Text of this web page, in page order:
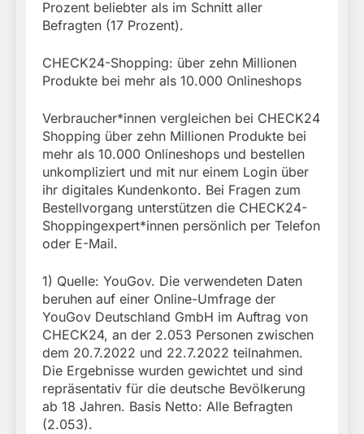
Prozent beliebter als im Schnitt aller
Befragten (17 Prozent).
CHECK24-Shopping: über zehn Millionen
Produkte bei mehr als 10.000 Onlineshops
Verbraucher*innen vergleichen bei CHECK24
Shopping über zehn Millionen Produkte bei
mehr als 10.000 Onlineshops und bestellen
unkompliziert und mit nur einem Login über
ihr digitales Kundenkonto. Bei Fragen zum
Bestellvorgang unterstützen die CHECK24-
Shoppingexpert*innen persönlich per Telefon
oder E-Mail.
1) Quelle: YouGov. Die verwendeten Daten
beruhen auf einer Online-Umfrage der
YouGov Deutschland GmbH im Auftrag von
CHECK24, an der 2.053 Personen zwischen
dem 20.7.2022 und 22.7.2022 teilnahmen.
Die Ergebnisse wurden gewichtet und sind
repräsentativ für die deutsche Bevölkerung
ab 18 Jahren. Basis Netto: Alle Befragten
(2.053).